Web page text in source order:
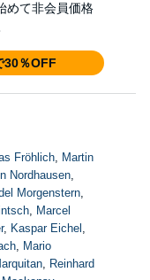
めて非会員価格
30％OFF
Fröhlich, Martin
Nordhausen,
Morgenstern,
, Marcel
, Kaspar Eichel ,
, Mario
, Reinhard